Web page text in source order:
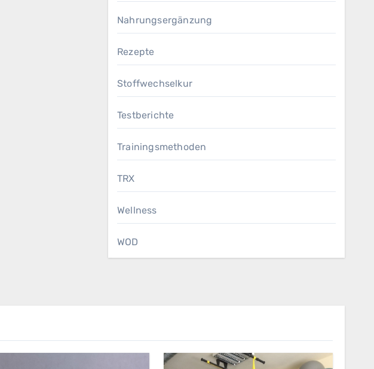
Nahrungsergänzung
Rezepte
Stoffwechselkur
Testberichte
Trainingsmethoden
TRX
Wellness
WOD